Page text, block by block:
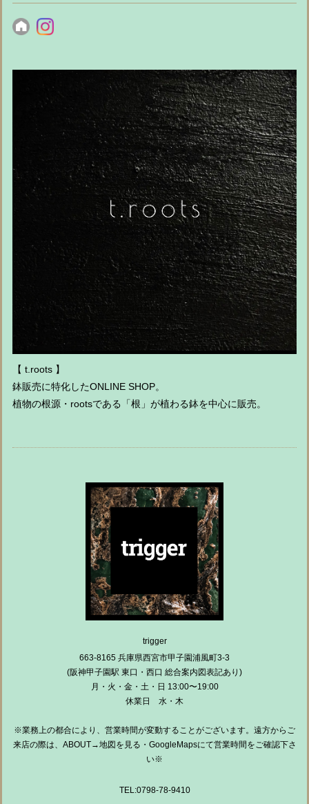
【 t.roots 】
鉢販売に特化したONLINE SHOP。
植物の根源・rootsである「根」が植わる鉢を中心に販売。
trigger
663-8165 兵庫県西宮市甲子園浦風町3-3
(阪神甲子園駅 東口・西口 総合案内図表記あり)
月・火・金・土・日 13:00〜19:00
休業日 水・木
※業務上の都合により、営業時間が変動することがございます。遠方からご
来店の際は、ABOUT→地図を見る・GoogleMapsにて営業時間をご確認下さ
い※
TEL:0798-78-9410